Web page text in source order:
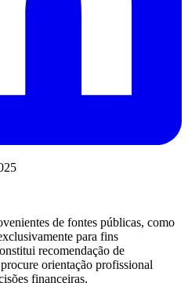
de fontes públicas, como
para fins
recomendação de
orientação profissional
financeiras.